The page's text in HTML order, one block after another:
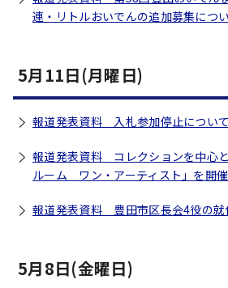
連・リトルおいでんの追加募集につ
5月11日(月曜日)
報道発表資料 入札参加停止について
報道発表資料 コレクションを中心
ルーム ワン・アーティスト」を開
報道発表資料 豊田市区長会4役の就
5月8日(金曜日)